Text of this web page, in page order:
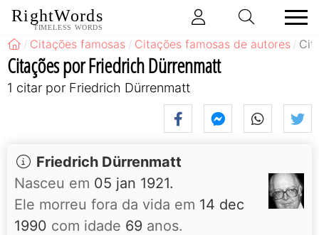
RightWords
TIMELESS WORDS
Citações famosas Citações famosas de autores
Citações por Friedrich Dürrenmatt
1 citar por Friedrich Dürrenmatt
Friedrich Dürrenmatt
Nasceu em 05 jan 1921.
Ele morreu fora da vida em 14 dec
1990 com idade 69 anos.